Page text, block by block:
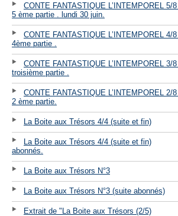
CONTE FANTASTIQUE L’INTEMPOREL 5/8 .
5 ème partie . lundi 30 juin.
CONTE FANTASTIQUE L’INTEMPOREL 4/8 .
4ème partie .
CONTE FANTASTIQUE L’INTEMPOREL 3/8 .
troisième partie .
CONTE FANTASTIQUE L’INTEMPOREL 2/8 .
2 ème partie.
La Boite aux Trésors 4/4 (suite et fin)
La Boite aux Trésors 4/4 (suite et fin)
abonnés.
La Boite aux Trésors N°3
La Boite aux Trésors N°3 (suite abonnés)
Extrait de "La Boite aux Trésors (2/5)